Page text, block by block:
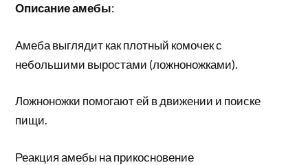
Описание амебы:
Амеба выглядит как плотный комочек с
небольшими выростами (ложноножками).
Ложноножки помогают ей в движении и поиске
пищи.
Реакция амебы на прикосновение